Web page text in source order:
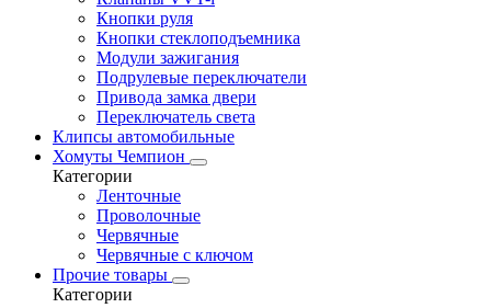
Кнопки руля
Кнопки стеклоподъемника
Модули зажигания
Подрулевые переключатели
Привода замка двери
Переключатель света
Клипсы автомобильные
Хомуты Чемпион
Категории
Ленточные
Проволочные
Червячные
Червячные с ключом
Прочие товары
Категории